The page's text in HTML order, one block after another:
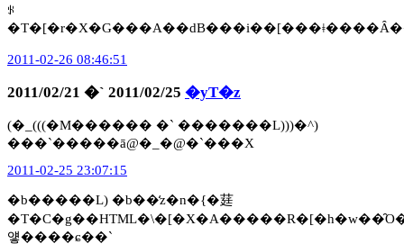
ꂪ
2011-02-26 08:46:51
2011/02/21 �` 2011/02/25 �yT�z
(�_(((�M������ �` �������L)))�^)
���`�����ā@�_�@�`���X
2011-02-25 23:07:15
�b�����L) �b��̒z�n�{�莛
얳����ɕ��`